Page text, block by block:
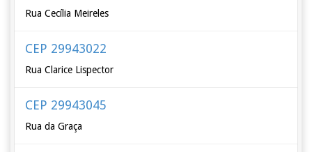
Rua Cecília Meireles
CEP 29943022
Rua Clarice Lispector
CEP 29943045
Rua da Graça